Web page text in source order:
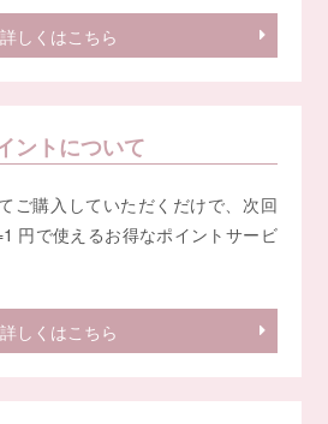
詳しくはこちら
ントについて
ご購入していただくだけで、次回
円で使えるお得なポイントサービ
詳しくはこちら